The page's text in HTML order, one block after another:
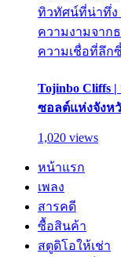
ทิวทัศน์ที่น่าทึ่ง
ความงามจาก
ความเชื่อที่ลึก
Tojinbo Cliffs
ซอลต์แห่งจังห
1,020 views
หน้าแรก
เพลง
สารคดี
ซื้อสินค้า
สตูดิโอให้เช่า